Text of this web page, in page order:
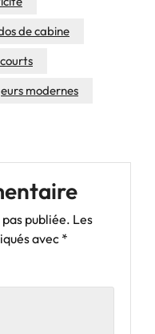
de cabine
modernes
publiée. Les
avec *